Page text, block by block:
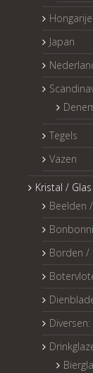
Hongarije
Japan
Tegels
Vazen
Kristal / Glas
Beelden
Borden /